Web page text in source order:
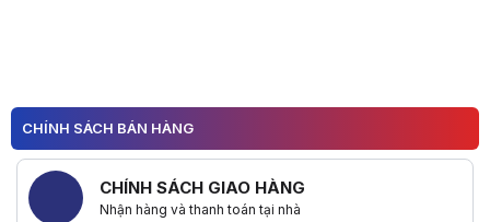
CHÍNH SÁCH BÁN HÀNG
CHÍNH SÁCH GIAO HÀNG
Nhận hàng và thanh toán tại nhà